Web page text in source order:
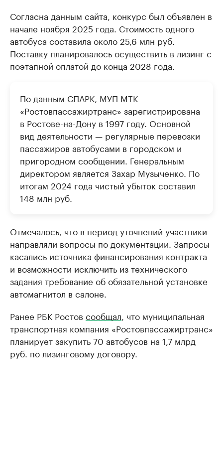
Согласна данным сайта, конкурс был объявлен в
начале ноября 2025 года. Стоимость одного
автобуса составила около 25,6 млн руб.
Поставку планировалось осуществить в лизинг с
поэтапной оплатой до конца 2028 года.
По данным СПАРК, МУП МТК
«Ростовпассажиртранс» зарегистрирована
в Ростове-на-Дону в 1997 году. Основной
вид деятельности — регулярные перевозки
пассажиров автобусами в городском и
пригородном сообщении. Генеральным
директором является Захар Музыченко. По
итогам 2024 года чистый убыток составил
148 млн руб.
Отмечалось, что в период уточнений участники
направляли вопросы по документации. Запросы
касались источника финансирования контракта
и возможности исключить из технического
задания требование об обязательной установке
автомагнитол в салоне.
Ранее РБК Ростов сообщал , что муниципальная
транспортная компания «Ростовпассажиртранс»
планирует закупить 70 автобусов на 1,7 млрд
руб. по лизинговому договору.